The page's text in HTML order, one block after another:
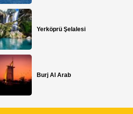
Yerköprü Şelalesi
Burj Al Arab